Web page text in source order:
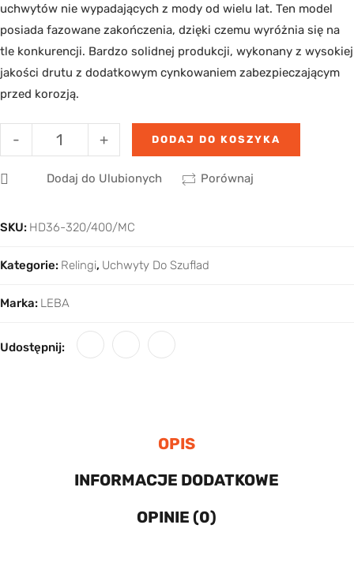
uchwytów nie wypadających z mody od wielu lat. Ten model
posiada fazowane zakończenia, dzięki czemu wyróżnia się na
tle konkurencji. Bardzo solidnej produkcji, wykonany z wysokiej
jakości drutu z dodatkowym cynkowaniem zabezpieczającym
przed korozją.
+
- DODAJ DO KOSZYKA
Dodaj do Ulubionych Porównaj
SKU: HD36-320/400/MC
Kategorie: Relingi, Uchwyty Do Szuflad
Marka: LEBA
Udostępnij:
OPIS
INFORMACJE DODATKOWE
OPINIE (0)